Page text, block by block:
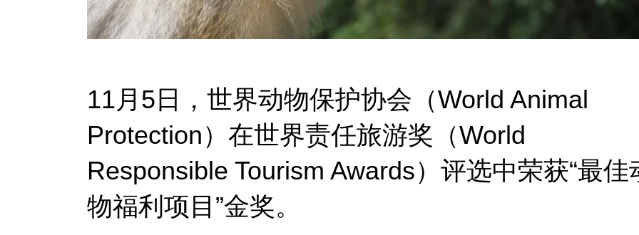
11月5日，世界动物保护协会（World Animal
Protection）在世界责任旅游奖（World
Responsible Tourism Awards）评选中荣获“最佳
物福利项目”金奖。